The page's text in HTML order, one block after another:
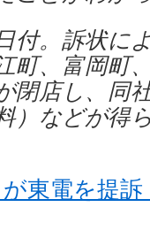
付。訴状に
町、富岡町
閉店し、同
）などが得
東電を提